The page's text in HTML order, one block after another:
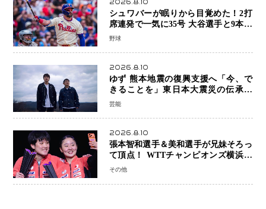
2026.8.10
シュワバーが眠りから目覚めた！2打
席連発で一気に35号 大谷選手と9本差
に 本塁打王争いで単独トップ浮上
野球
2026.8.10
ゆず 熊本地震の復興支援へ「今、で
きることを」東日本大震災の伝承歌
「幾重」ライブ音源を配信、収益を全
芸能
2026.8.10
張本智和選手＆美和選手が兄妹そろっ
て頂点！ WTTチャンピオンズ横浜で
史上初の快挙 2人で約1264万円の優
その他